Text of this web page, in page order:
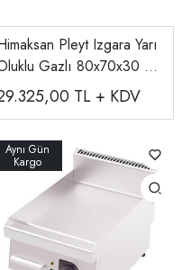
Pleyt Izgara Yarı
Gazlı 80x70x30 Cm
PIGN 873TL + KDV